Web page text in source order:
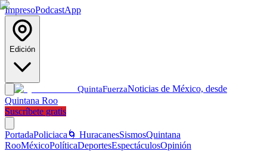
ImpresoPodcastApp
Edición
QuintaFuerzaNoticias de México, desde
Quintana Roo
Suscríbete gratis
PortadaPoliciaca 🌀 HuracanesSismosQuintana
RooMéxicoPolíticaDeportesEspectáculosOpinión